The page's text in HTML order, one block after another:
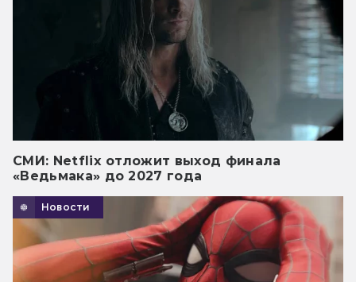
СМИ: Netflix отложит выход финала
«Ведьмака» до 2027 года
Новости